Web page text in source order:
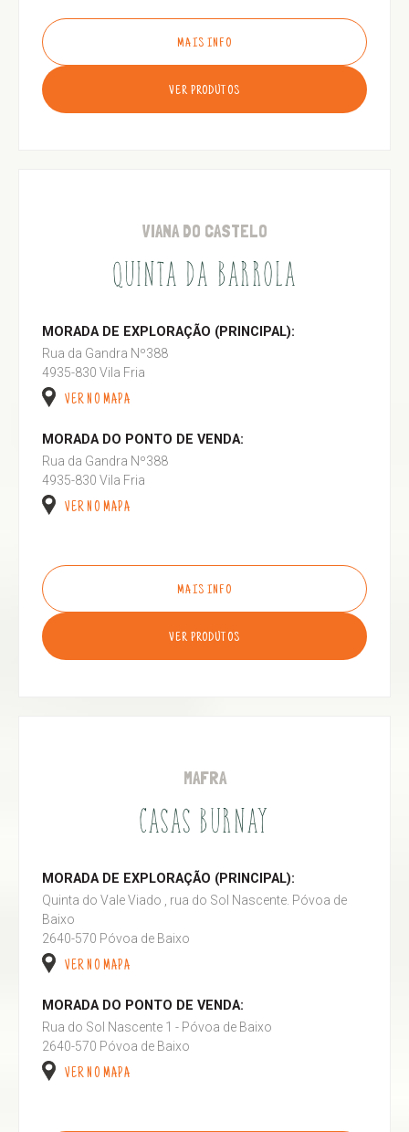
MAIS INFO
VER PRODUTOS
VIANA DO CASTELO
QUINTA DA BARROLA
MORADA DE EXPLORAÇÃO (PRINCIPAL):
Rua da Gandra Nº388
4935-830 Vila Fria
VER NO MAPA
MORADA DO PONTO DE VENDA:
Rua da Gandra Nº388
4935-830 Vila Fria
VER NO MAPA
MAIS INFO
VER PRODUTOS
MAFRA
CASAS BURNAY
MORADA DE EXPLORAÇÃO (PRINCIPAL):
Quinta do Vale Viado , rua do Sol Nascente. Póvoa de
Baixo
2640-570 Póvoa de Baixo
VER NO MAPA
MORADA DO PONTO DE VENDA:
Rua do Sol Nascente 1 - Póvoa de Baixo
2640-570 Póvoa de Baixo
VER NO MAPA